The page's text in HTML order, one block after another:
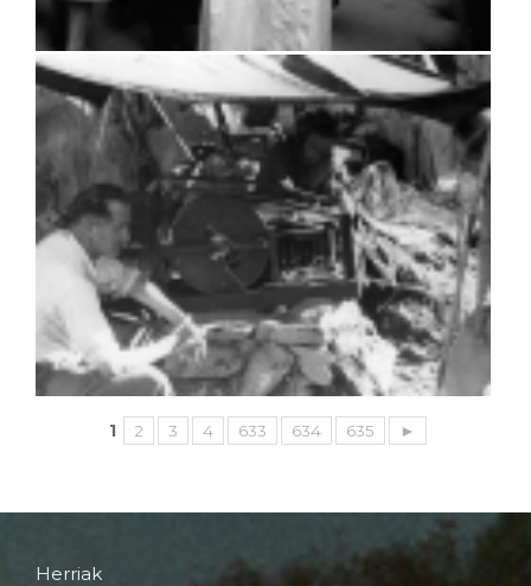
1 2 3 4 633 634 635 ►
Herriak